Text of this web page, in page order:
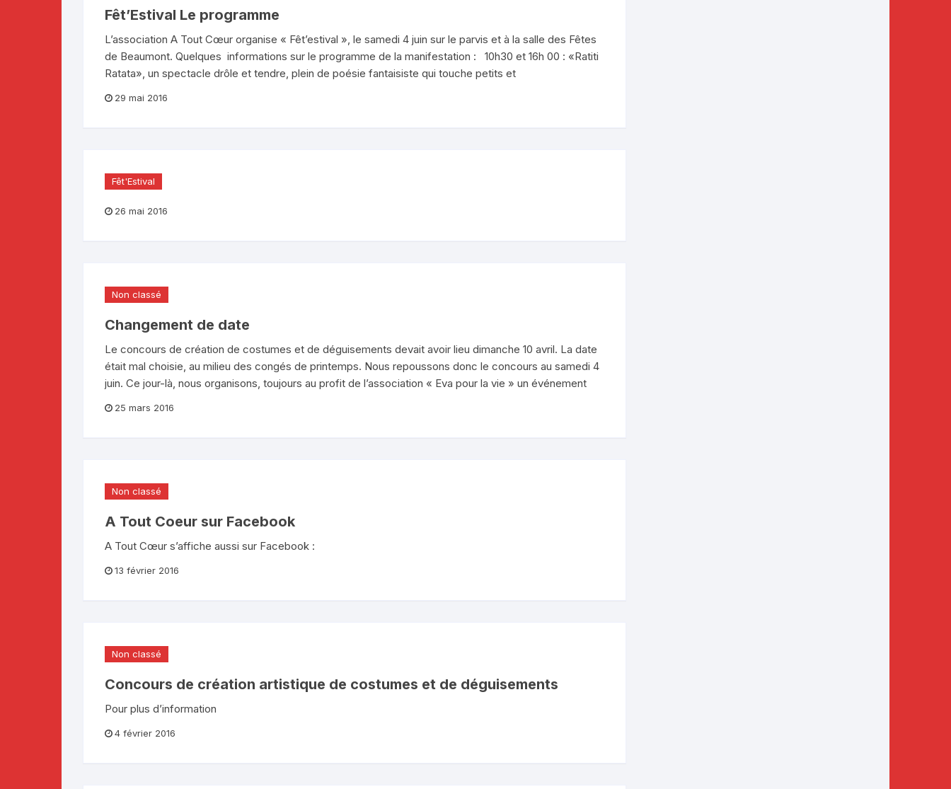
Fêt’Estival Le programme
L’association A Tout Cœur organise « Fêt’estival », le samedi 4 juin sur le parvis et à la salle des Fêtes
de Beaumont. Quelques informations sur le programme de la manifestation : 10h30 et 16h 00 : «Ratiti
Ratata», un spectacle drôle et tendre, plein de poésie fantaisiste qui touche petits et
29 mai 2016
Fêt'Estival
26 mai 2016
Non classé
Changement de date
Le concours de création de costumes et de déguisements devait avoir lieu dimanche 10 avril. La date
était mal choisie, au milieu des congés de printemps. Nous repoussons donc le concours au samedi 4
juin. Ce jour-là, nous organisons, toujours au profit de l’association « Eva pour la vie » un événement
25 mars 2016
Non classé
A Tout Coeur sur Facebook
A Tout Cœur s’affiche aussi sur Facebook :
13 février 2016
Non classé
Concours de création artistique de costumes et de déguisements
Pour plus d’information
4 février 2016